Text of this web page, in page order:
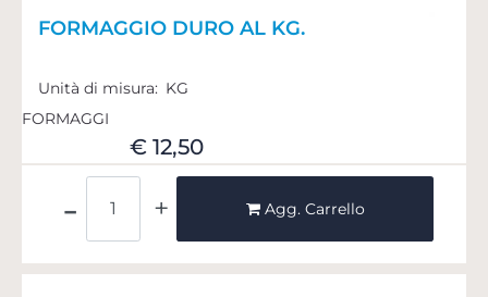
FORMAGGIO DURO AL KG.
Unità di misura: KG
FORMAGGI
€ 12,50
Agg. Carrello